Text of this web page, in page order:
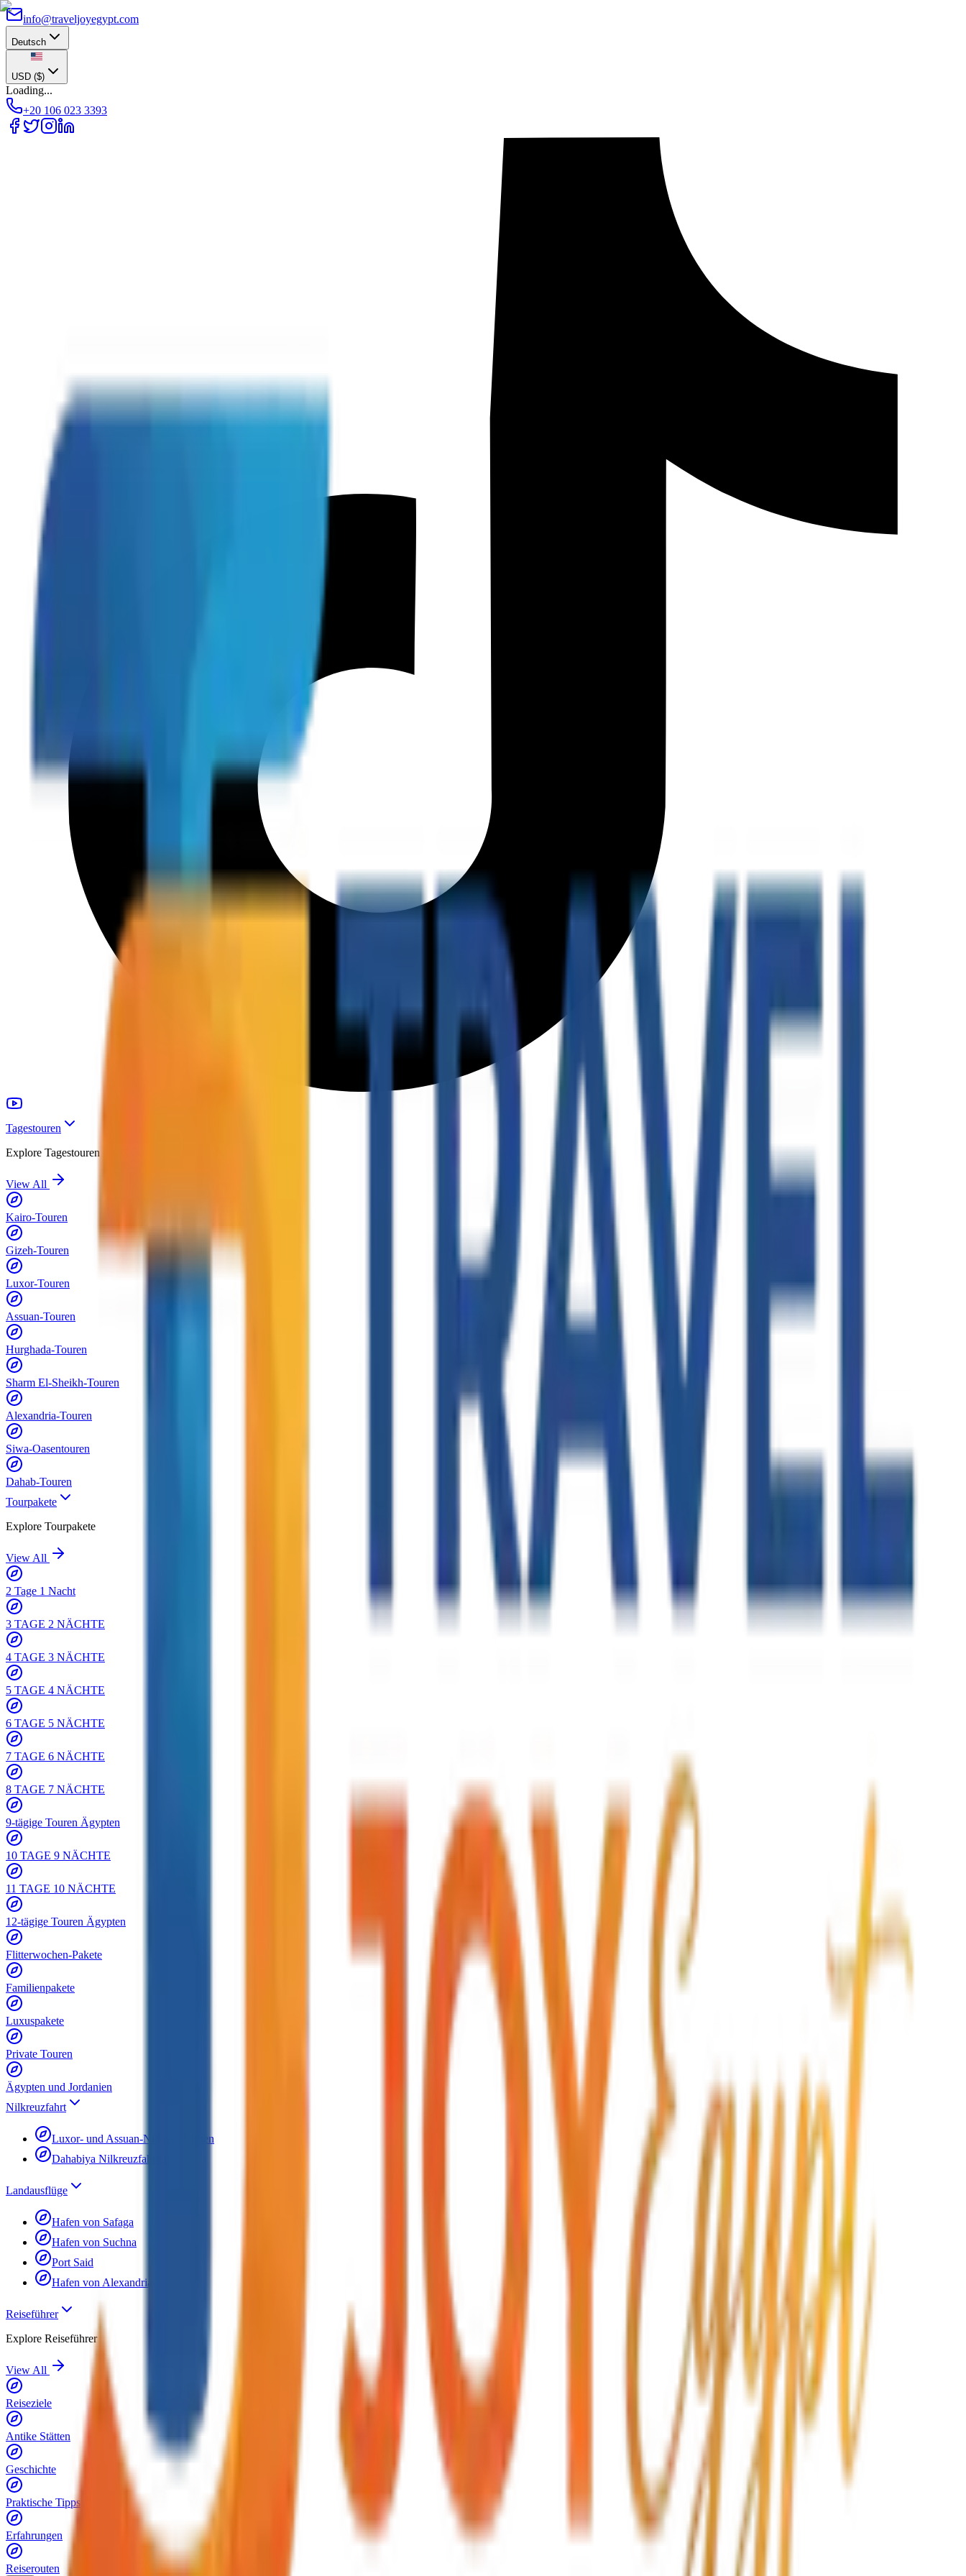
info@traveljoyegypt.com
Deutsch
USD ($)
Loading...
+20 106 023 3393
Tagestouren
Explore Tagestouren
View All
Kairo-Touren
Gizeh-Touren
Luxor-Touren
Assuan-Touren
Hurghada-Touren
Sharm El-Sheikh-Touren
Alexandria-Touren
Siwa-Oasentouren
Dahab-Touren
Tourpakete
Explore Tourpakete
View All
2 Tage 1 Nacht
3 TAGE 2 NÄCHTE
4 TAGE 3 NÄCHTE
5 TAGE 4 NÄCHTE
6 TAGE 5 NÄCHTE
7 TAGE 6 NÄCHTE
8 TAGE 7 NÄCHTE
9-tägige Touren Ägypten
10 TAGE 9 NÄCHTE
11 TAGE 10 NÄCHTE
12-tägige Touren Ägypten
Flitterwochen-Pakete
Familienpakete
Luxuspakete
Private Touren
Ägypten und Jordanien
Nilkreuzfahrt
Luxor- und Assuan-Nilkreuzfahrten
Dahabiya Nilkreuzfahrten
Landausflüge
Hafen von Safaga
Hafen von Suchna
Port Said
Hafen von Alexandria
Reiseführer
Explore Reiseführer
View All
Reiseziele
Antike Stätten
Geschichte
Praktische Tipps
Erfahrungen
Reiserouten